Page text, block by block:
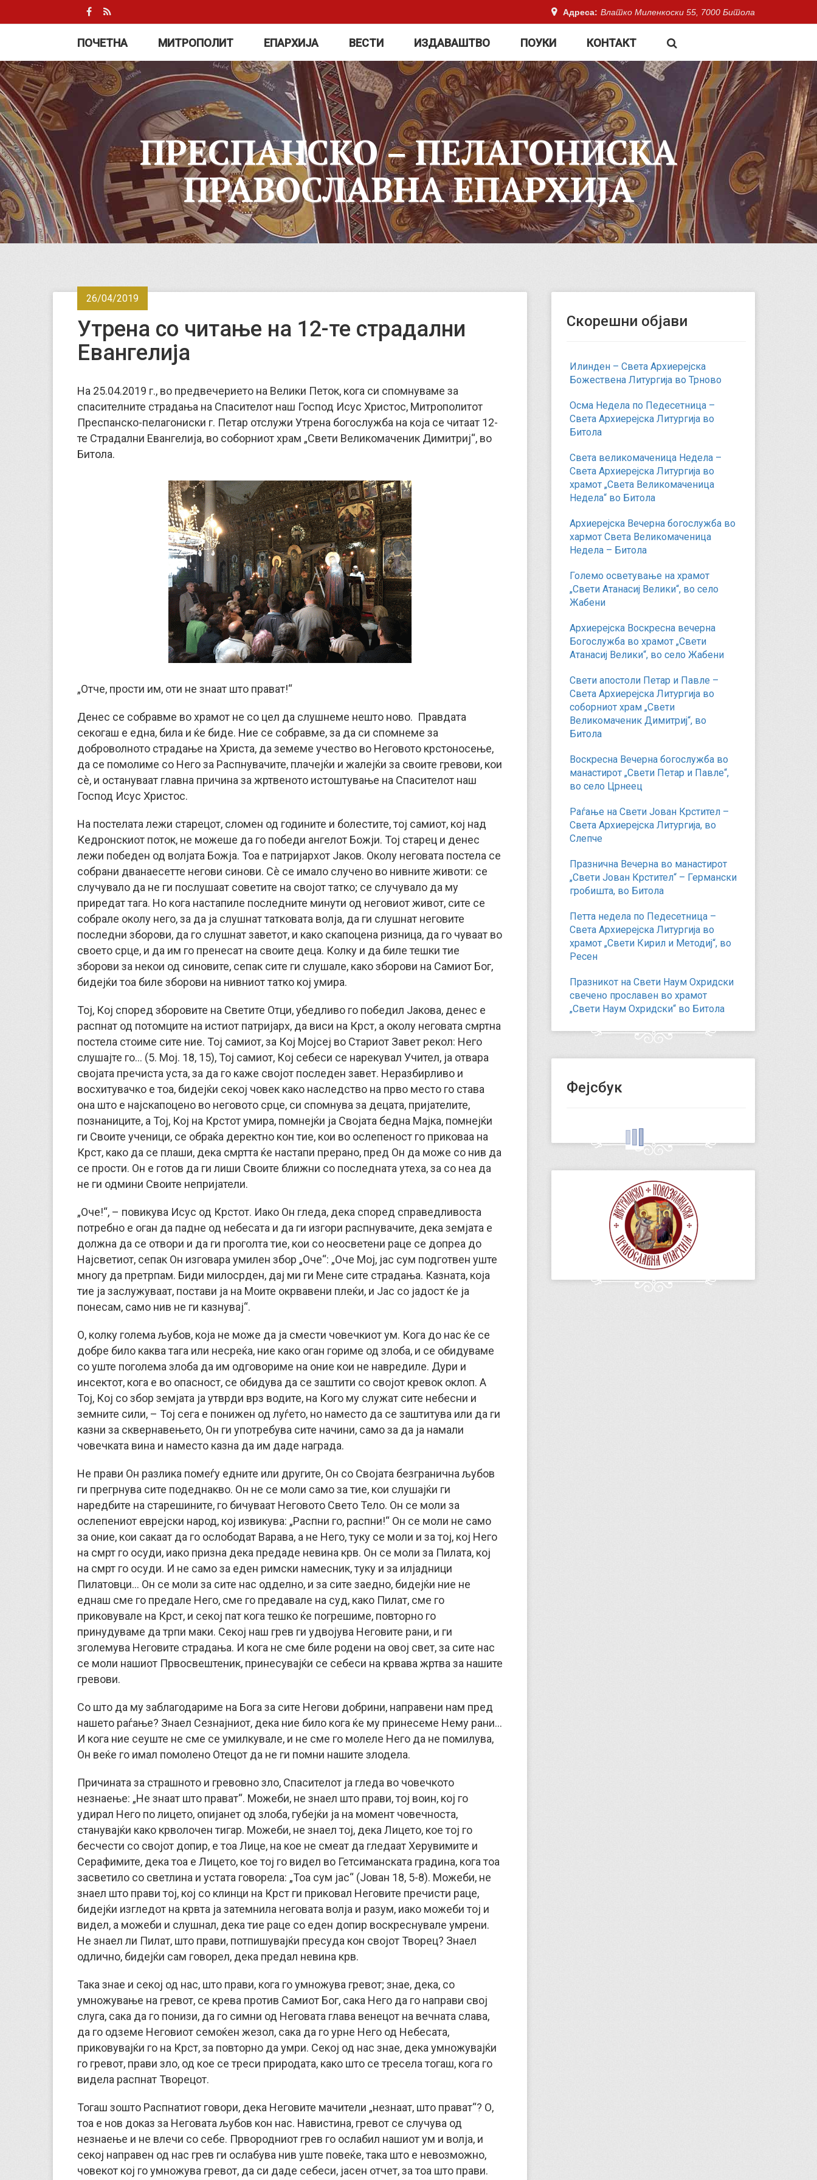
Адреса: Влатко Миленкоски 55, 7000 Битола
ПОЧЕТНА МИТРОПОЛИТ ЕПАРХИЈА ВЕСТИ ИЗДАВАШТВО ПОУКИ КОНТАКТ
ПРЕСПАНСКО – ПЕЛАГОНИСКА
ПРАВОСЛАВНА ЕПАРХИЈА
26/04/2019
Утрена со читање на 12-те страдални
Евангелија
На 25.04.2019 г., во предвечерието на Велики Петок, кога си спомнуваме за
спасителните страдања на Спасителот наш Господ Исус Христос, Митрополитот
Преспанско-пелагониски г. Петар отслужи Утрена богослужба на која се читаат 12-
те Страдални Евангелија, во соборниот храм „Свети Великомаченик Димитриј“, во
Битола.
„Отче, прости им, оти не знаат што прават!“
Денес се собравме во храмот не со цел да слушнеме нешто ново. Правдата
секогаш е една, била и ќе биде. Ние се собравме, за да си спомнеме за
доброволното страдање на Христа, да земеме учество во Неговото крстоносење,
да се помолиме со Него за Распнувачите, плачејќи и жалејќи за своите гревови, кои
сè, и остануваат главна причина за жртвеното истоштување на Спасителот наш
Господ Исус Христос.
На постелата лежи старецот, сломен од годините и болестите, тој самиот, кој над
Кедронскиот поток, не можеше да го победи ангелот Божји. Тој старец и денес
лежи победен од волјата Божја. Тоа е патријархот Јаков. Околу неговата постела се
собрани дванаесетте негови синови. Сè се имало случено во нивните животи: се
случувало да не ги послушаат советите на својот татко; се случувало да му
приредат тага. Но кога настапиле последните минути од неговиот живот, сите се
собрале околу него, за да ја слушнат татковата волја, да ги слушнат неговите
последни зборови, да го слушнат заветот, и како скапоцена ризница, да го чуваат во
своето срце, и да им го пренесат на своите деца. Колку и да биле тешки тие
зборови за некои од синовите, сепак сите ги слушале, како зборови на Самиот Бог,
бидејќи тоа биле зборови на нивниот татко кој умира.
Тој, Кој според зборовите на Светите Отци, убедливо го победил Јакова, денес е
распнат од потомците на истиот патријарх, да виси на Крст, а околу неговата смртна
постела стоиме сите ние. Тој самиот, за Кој Мојсеј во Стариот Завет рекол: Него
слушајте го… (5. Мој. 18, 15), Тој самиот, Кој себеси се нарекувал Учител, ја отвара
својата пречиста уста, за да го каже својот последен завет. Неразбирливо и
восхитувачко е тоа, бидејќи секој човек како наследство на прво место го става
она што е најскапоцено во неговото срце, си спомнува за децата, пријателите,
познаниците, а Тој, Кој на Крстот умира, помнејќи ја Својата бедна Мајка, помнејќи
ги Своите ученици, се обраќа деректно кон тие, кои во ослепеност го приковаа на
Крст, како да се плаши, дека смртта ќе настапи прерано, пред Он да може со нив да
се прости. Он е готов да ги лиши Своите ближни со последната утеха, за со неа да
не ги одмини Своите непријатели.
„Оче!“, – повикува Исус од Крстот. Иако Он гледа, дека според справедливоста
потребно е оган да падне од небесата и да ги изгори распнувачите, дека земјата е
должна да се отвори и да ги проголта тие, кои со неосветени раце се допреа до
Најсветиот, сепак Он изговара умилен збор „Оче“: „Оче Мој, јас сум подготвен уште
многу да претрпам. Биди милосрден, дај ми ги Мене сите страдања. Казната, која
тие ја заслужуваат, постави ја на Моите окрвавени плеќи, и Јас со јадост ќе ја
понесам, само нив не ги казнувај“.
О, колку голема љубов, која не може да ја смести човечкиот ум. Кога до нас ќе се
добре било каква тага или несреќа, ние како оган гориме од злоба, и се обидуваме
со уште поголема злоба да им одговориме на оние кои не навредиле. Дури и
инсектот, кога е во опасност, се обидува да се заштити со својот кревок оклоп. А
Тој, Кој со збор земјата ја утврди врз водите, на Кого му служат сите небесни и
земните сили, – Тој сега е понижен од луѓето, но наместо да се заштитува или да ги
казни за сквернавењето, Он ги употребува сите начини, само за да ја намали
човечката вина и наместо казна да им даде награда.
Не прави Он разлика помеѓу едните или другите, Он со Својата безгранична љубов
ги прегрнува сите подеднакво. Он не се моли само за тие, кои слушајќи ги
наредбите на старешините, го бичуваат Неговото Свето Тело. Он се моли за
ослепениот еврејски народ, кој извикува: „Распни го, распни!“ Он се моли не само
за оние, кои сакаат да го ослободат Варава, а не Него, туку се моли и за тој, кој Него
на смрт го осуди, иако призна дека предаде невина крв. Он се моли за Пилата, кој
на смрт го осуди. И не само за еден римски намесник, туку и за илјадници
Пилатовци… Он се моли за сите нас одделно, и за сите заедно, бидејќи ние не
еднаш сме го предале Него, сме го предавале на суд, како Пилат, сме го
приковувале на Крст, и секој пат кога тешко ќе погрешиме, повторно го
принудуваме да трпи маки. Секој наш грев ги удвојува Неговите рани, и ги
зголемува Неговите страдања. И кога не сме биле родени на овој свет, за сите нас
се моли нашиот Првосвештеник, принесувајќи се себеси на крвава жртва за нашите
гревови.
Со што да му заблагодариме на Бога за сите Негови добрини, направени нам пред
нашето раѓање? Знаел Сезнајниот, дека ние било кога ќе му принесеме Нему рани…
И кога ние сеуште не сме се умилкувале, и не сме го молеле Него да не помилува,
Он веќе го имал помолено Отецот да не ги помни нашите злодела.
Причината за страшното и гревовно зло, Спасителот ја гледа во човечкото
незнаење: „Не знаат што прават“. Можеби, не знаел што прави, тој воин, кој го
удирал Него по лицето, опијанет од злоба, губејќи ја на момент човечноста,
станувајќи како крволочен тигар. Можеби, не знаел тој, дека Лицето, кое тој го
бесчести со својот допир, е тоа Лице, на кое не смеат да гледаат Херувимите и
Серафимите, дека тоа е Лицето, кое тој го видел во Гетсиманската градина, кога тоа
засветило со светлина и устата говорела: „Тоа сум јас“ (Јован 18, 5-8). Можеби, не
знаел што прави тој, кој со клинци на Крст ги приковал Неговите пречисти раце,
бидејќи изгледот на крвта ја затемнила неговата волја и разум, иако можеби тој и
видел, а можеби и слушнал, дека тие раце со еден допир воскреснувале умрени.
Не знаел ли Пилат, што прави, потпишувајќи пресуда кон својот Творец? Знаел
одлично, бидејќи сам говорел, дека предал невина крв.
Така знае и секој од нас, што прави, кога го умножува гревот; знае, дека, со
умножување на гревот, се крева против Самиот Бог, сака Него да го направи свој
слуга, сака да го понизи, да го симни од Неговата глава венецот на вечната слава,
да го одземе Неговиот семоќен жезол, сака да го урне Него од Небесата,
приковувајќи го на Крст, за повторно да умри. Секој од нас знае, дека умножувајќи
го гревот, прави зло, од кое се треси природата, како што се тресела тогаш, кога го
видела распнат Творецот.
Тогаш зошто Распнатиот говори, дека Неговите мачители „незнаат, што прават“? О,
тоа е нов доказ за Неговата љубов кон нас. Навистина, гревот се случува од
незнаење и не влечи со себе. Првородниот грев го ослабил нашиот ум и волја, и
секој направен од нас грев ги ослабува нив уште повеќе, така што е невозможно,
човекот кој го умножува гревот, да си даде себеси, јасен отчет, за тоа што прави.
Скорешни објави
Илинден – Света Архиерејска
Божествена Литургија во Трново
Осма Недела по Педесетница –
Света Архиерејска Литургија во
Битола
Света великомаченица Недела –
Света Архиерејска Литургија во
храмот „Света Великомаченица
Недела“ во Битола
Архиерејска Вечерна богослужба во
хармот Света Великомаченица
Недела – Битола
Големо осветување на храмот
„Свети Атанасиј Велики“, во село
Жабени
Архиерејска Воскресна вечерна
Богослужба во храмот „Свети
Атанасиј Велики“, во село Жабени
Свети апостоли Петар и Павле –
Света Архиерејска Литургија во
соборниот храм „Свети
Великомаченик Димитриј“, во
Битола
Воскресна Вечерна богослужба во
манастирот „Свети Петар и Павле“,
во село Црнеец
Раѓање на Свети Јован Крстител –
Света Архиерејска Литургија, во
Слепче
Празнична Вечерна во манастирот
„Свети Јован Крстител“ – Германски
гробишта, во Битола
Петта недела по Педесетница –
Света Архиерејска Литургија во
храмот „Свети Кирил и Методиј“, во
Ресен
Празникот на Свети Наум Охридски
свечено прославен во храмот
„Свети Наум Охридски“ во Битола
Фејсбук